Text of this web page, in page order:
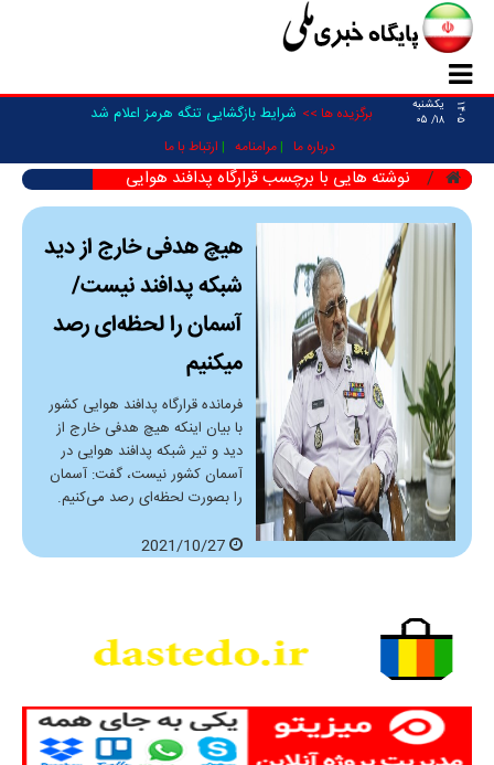
۱۴۰۵
یکشنبه
۱۸/ ۰۵
برگزیده ها >> شرایط بازگشایی تنگه هرمز اعلام شد
درباره ما مرامنامه ارتباط با ما
نوشته هایی با برچسب قرارگاه پدافند هوایی
هیچ هدفی خارج از دید
شبکه پدافند نیست/
آسمان را لحظه‌ای رصد
میکنیم
فرمانده قرارگاه پدافند هوایی کشور
با بیان اینکه هیچ هدفی خارج از
دید و تیر شبکه پدافند هوایی در
آسمان کشور نیست، گفت: آسمان
را بصورت لحظه‌ای رصد می‌کنیم.
2021/10/27